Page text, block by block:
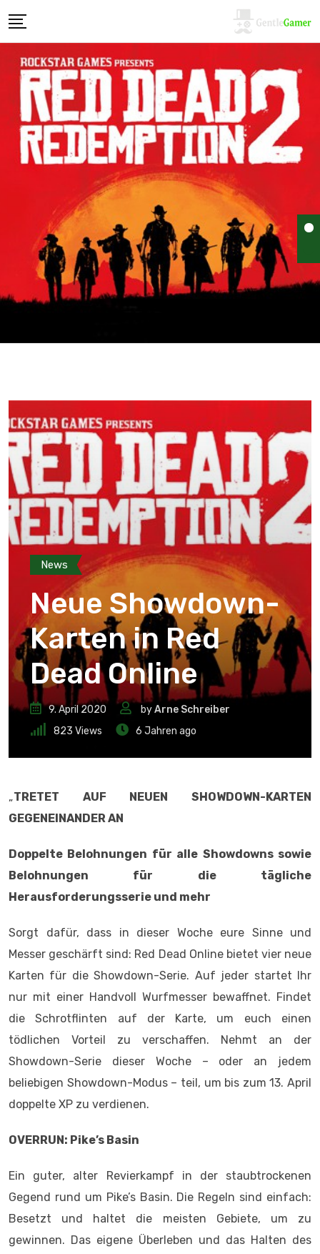
News
Neue Showdown-
Karten in Red
Dead Online
9. April 2020 byArne Schreiber
823 Views 6 Jahren ago
„TRETET AUF NEUEN SHOWDOWN-KARTEN
GEGENEINANDER AN
Doppelte Belohnungen für alle Showdowns sowie
Belohnungen für die tägliche
Herausforderungsserie und mehr
Sorgt dafür, dass in dieser Woche eure Sinne und
Messer geschärft sind: Red Dead Online bietet vier neue
Karten für die Showdown-Serie. Auf jeder startet Ihr
nur mit einer Handvoll Wurfmesser bewaffnet. Findet
die Schrotflinten auf der Karte, um euch einen
tödlichen Vorteil zu verschaffen. Nehmt an der
Showdown-Serie dieser Woche – oder an jedem
beliebigen Showdown-Modus – teil, um bis zum 13. April
doppelte XP zu verdienen.
OVERRUN: Pike’s Basin
Ein guter, alter Revierkampf in der staubtrockenen
Gegend rund um Pike’s Basin. Die Regeln sind einfach:
Besetzt und haltet die meisten Gebiete, um zu
gewinnen. Das eigene Überleben und das Halten des